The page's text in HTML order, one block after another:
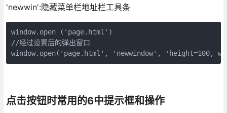
'newwin':隐藏菜单栏地址栏工具条
window.open ('page.html')
//经过设置后的弹出窗口
window.open('page.html', 'newwindow', 'height=100,
点击按钮时常用的6中提示框和操作